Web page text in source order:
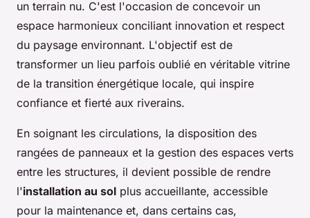
un terrain nu. C'est l'occasion de concevoir un
espace harmonieux conciliant innovation et respect
du paysage environnant. L'objectif est de
transformer un lieu parfois oublié en véritable vitrine
de la transition énergétique locale, qui inspire
confiance et fierté aux riverains.
En soignant les circulations, la disposition des
rangées de panneaux et la gestion des espaces verts
entre les structures, il devient possible de rendre
l'installation au sol plus accueillante, accessible
pour la maintenance et, dans certains cas,